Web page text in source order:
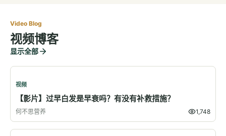
Video Blog
视频博客
显示全部
视频
【影片】过早白发是早衰吗？有没有补救措施？
何不思营养 1,748